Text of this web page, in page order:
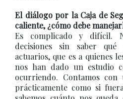
El diálogo por la Caja de
caliente, ¿cómo debe
Es complicado y difícil.
decisiones sin saber
actuarios, que es a quienes
nos han dado un estudio
ocurriendo. Contamos
prácticamente como si